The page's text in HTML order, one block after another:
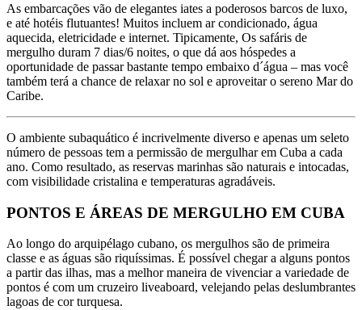
As embarcações vão de elegantes iates a poderosos barcos de luxo,
e até hotéis flutuantes! Muitos incluem ar condicionado, água
aquecida, eletricidade e internet. Tipicamente, Os safáris de
mergulho duram 7 dias/6 noites, o que dá aos hóspedes a
oportunidade de passar bastante tempo embaixo d´água – mas você
também terá a chance de relaxar no sol e aproveitar o sereno Mar do
Caribe.
O ambiente subaquático é incrivelmente diverso e apenas um seleto
número de pessoas tem a permissão de mergulhar em Cuba a cada
ano. Como resultado, as reservas marinhas são naturais e intocadas,
com visibilidade cristalina e temperaturas agradáveis.
PONTOS E ÁREAS DE MERGULHO EM CUBA
Ao longo do arquipélago cubano, os mergulhos são de primeira
classe e as águas são riquíssimas. É possível chegar a alguns pontos
a partir das ilhas, mas a melhor maneira de vivenciar a variedade de
pontos é com um cruzeiro liveaboard, velejando pelas deslumbrantes
lagoas de cor turquesa.